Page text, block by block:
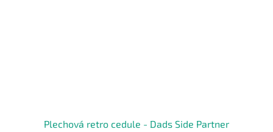
Plechová retro cedule - Dads Side Partner